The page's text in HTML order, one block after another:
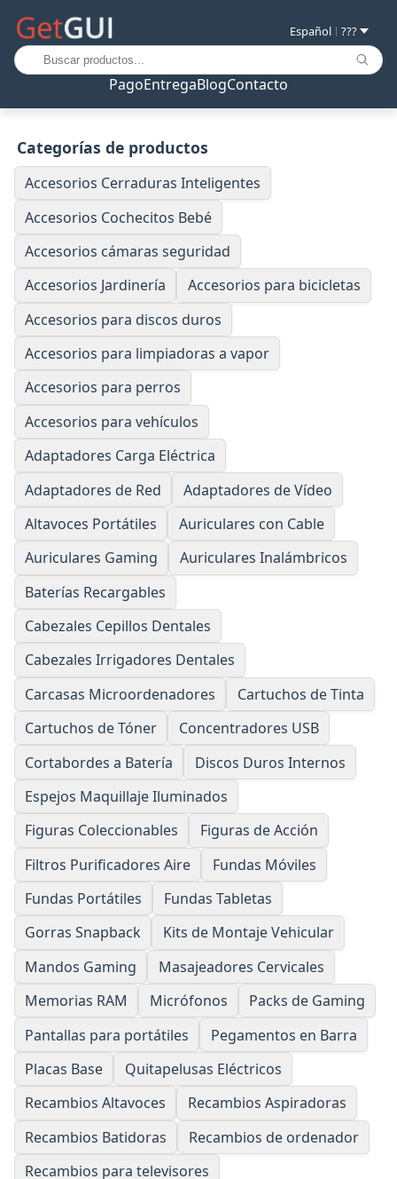
PagoEntregaBlogContacto
Español | ???
Categorías de productos
Accesorios Cerraduras Inteligentes
Accesorios Cochecitos Bebé
Accesorios cámaras seguridad
Accesorios Jardinería
Accesorios para bicicletas
Accesorios para discos duros
Accesorios para limpiadoras a vapor
Accesorios para perros
Accesorios para vehículos
Adaptadores Carga Eléctrica
Adaptadores de Red
Adaptadores de Vídeo
Altavoces Portátiles
Auriculares con Cable
Auriculares Gaming
Auriculares Inalámbricos
Baterías Recargables
Cabezales Cepillos Dentales
Cabezales Irrigadores Dentales
Carcasas Microordenadores
Cartuchos de Tinta
Cartuchos de Tóner
Concentradores USB
Cortabordes a Batería
Discos Duros Internos
Espejos Maquillaje Iluminados
Figuras Coleccionables
Figuras de Acción
Filtros Purificadores Aire
Fundas Móviles
Fundas Portátiles
Fundas Tabletas
Gorras Snapback
Kits de Montaje Vehicular
Mandos Gaming
Masajeadores Cervicales
Memorias RAM
Micrófonos
Packs de Gaming
Pantallas para portátiles
Pegamentos en Barra
Placas Base
Quitapelusas Eléctricos
Recambios Altavoces
Recambios Aspiradoras
Recambios Batidoras
Recambios de ordenador
Recambios para televisores